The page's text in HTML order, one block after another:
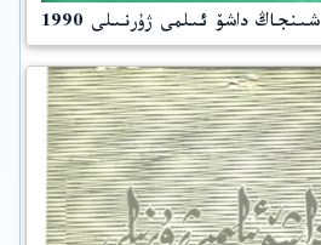
شىنجاڭ داشۆ ئىلمى ژۇرنىلى 1990